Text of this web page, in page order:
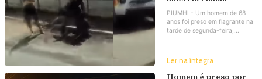
PIUMHI - Um homem de 68
anos foi preso em flagrante na
tarde de segunda-feira,...
Ler na íntegra